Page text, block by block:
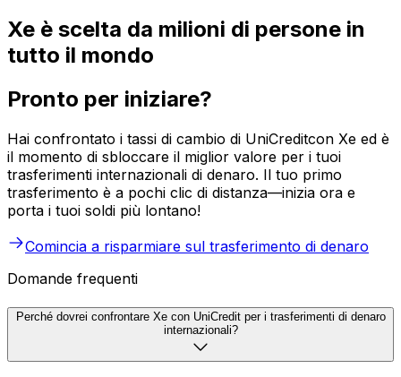
Xe è scelta da milioni di persone in
tutto il mondo
Pronto per iniziare?
Hai confrontato i tassi di cambio di UniCreditcon Xe ed è
il momento di sbloccare il miglior valore per i tuoi
trasferimenti internazionali di denaro. Il tuo primo
trasferimento è a pochi clic di distanza—inizia ora e
porta i tuoi soldi più lontano!
Comincia a risparmiare sul trasferimento di denaro
Domande frequenti
Perché dovrei confrontare Xe con UniCredit per i trasferimenti di denaro
internazionali?